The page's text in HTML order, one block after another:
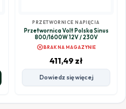
PRZETWORNICE NAPIĘCIA
Przetwornica Volt Polska Sinus
800/1600W 12V / 230V
cancelBRAK NA MAGAZYNIE
411,49 zł
Dowiedz się więcej